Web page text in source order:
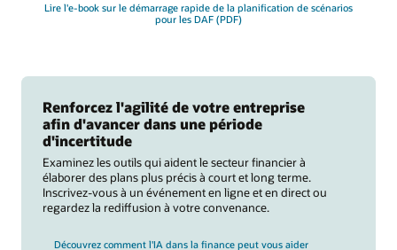
Lire l'e-book sur le démarrage rapide de la planification de scénarios
pour les DAF (PDF)
Renforcez l'agilité de votre entreprise
afin d'avancer dans une période
d'incertitude
Examinez les outils qui aident le secteur financier à
élaborer des plans plus précis à court et long terme.
Inscrivez-vous à un événement en ligne et en direct ou
regardez la rediffusion à votre convenance.
Découvrez comment l'IA dans la finance peut vous aider